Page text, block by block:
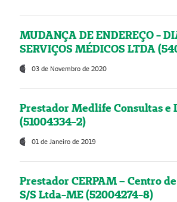
MUDANÇA DE ENDEREÇO -
SERVIÇOS MÉDICOS LTDA
03 de Novembro de 2020
Prestador Medlife Consultas e
(51004334-2)
01 de Janeiro de 2019
Prestador CERPAM – Centro
S/S Ltda-ME (52004274-8)